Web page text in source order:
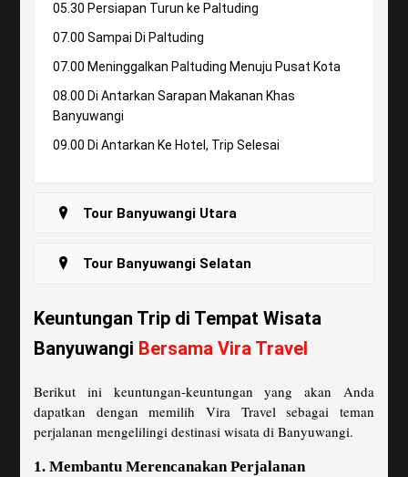
05.30 Persiapan Turun ke Paltuding
07.00 Sampai Di Paltuding
07.00 Meninggalkan Paltuding Menuju Pusat Kota
08.00 Di Antarkan Sarapan Makanan Khas
Banyuwangi
09.00 Di Antarkan Ke Hotel, Trip Selesai
Tour Banyuwangi Utara
Tour Banyuwangi Selatan
Keuntungan Trip di Tempat Wisata
Banyuwangi Bersama Vira Travel
Berikut ini keuntungan-keuntungan yang akan Anda
dapatkan dengan memilih Vira Travel sebagai teman
perjalanan mengelilingi destinasi wisata di Banyuwangi.
1. Membantu Merencanakan Perjalanan